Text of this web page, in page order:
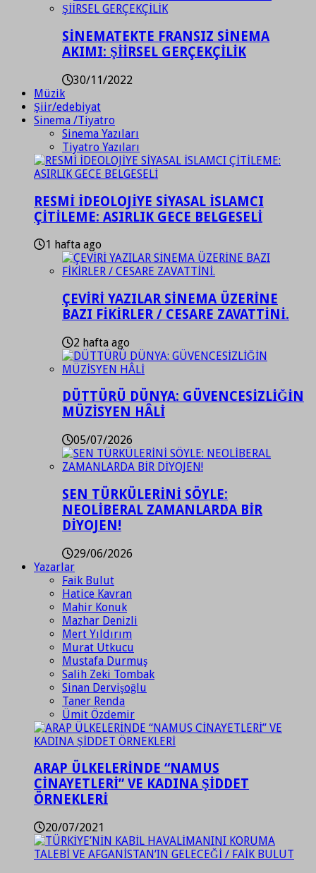
SİNEMATEKTE FRANSIZ SİNEMA
AKIMI: ŞİİRSEL GERÇEKÇİLİK
30/11/2022
Müzik
Şiir/edebiyat
Sinema /Tiyatro
Sinema Yazıları
Tiyatro Yazıları
RESMİ İDEOLOJİYE SİYASAL İSLAMCI
ÇİTİLEME: ASIRLIK GECE BELGESELİ
1 hafta ago
ÇEVİRİ YAZILAR SİNEMA ÜZERİNE
BAZI FİKİRLER / CESARE ZAVATTİNİ.
2 hafta ago
DÜTTÜRÜ DÜNYA: GÜVENCESİZLİĞİN
MÜZİSYEN HÂLİ
05/07/2026
SEN TÜRKÜLERİNİ SÖYLE:
NEOLİBERAL ZAMANLARDA BİR
DİYOJEN!
29/06/2026
Yazarlar
Faik Bulut
Hatice Kavran
Mahir Konuk
Mazhar Denizli
Mert Yıldırım
Murat Utkucu
Mustafa Durmuş
Salih Zeki Tombak
Sinan Dervişoğlu
Taner Renda
Ümit Özdemir
ARAP ÜLKELERİNDE “NAMUS
CİNAYETLERİ” VE KADINA ŞİDDET
ÖRNEKLERİ
20/07/2021